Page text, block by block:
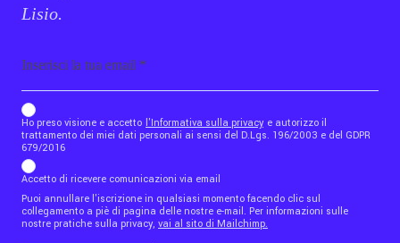
Lisio.
b_b43a7bd9734c7124b3be52921_1911023b36
Ho preso visione e accetto l'Informativa sulla privacy e autorizzo il
trattamento dei miei dati personali ai sensi del D.Lgs. 196/2003 e del GDPR
679/2016
Accetto di ricevere comunicazioni via email
Puoi annullare l'iscrizione in qualsiasi momento facendo clic sul
collegamento a piè di pagina delle nostre e-mail. Per informazioni sulle
nostre pratiche sulla privacy, vai al sito di Mailchimp.